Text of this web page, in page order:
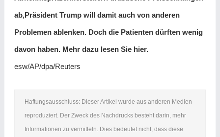
ab,Präsident Trump will damit auch von anderen
Problemen ablenken. Doch die Patienten dürften wenig
davon haben. Mehr dazu lesen Sie hier.
esw/AP/dpa/Reuters
Haftungsausschluss: Dieser Artikel wurde aus anderen Medien
reproduziert. Der Zweck des Nachdrucks besteht darin, mehr
Informationen zu vermitteln. Dies bedeutet nicht, dass diese